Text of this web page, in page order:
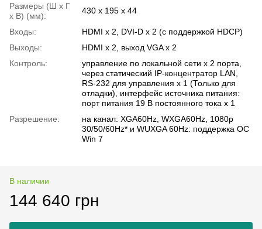
Размеры (Ш x Г
x В) (мм):
430 х 195 х 44
Входы:
HDMI x 2, DVI-D x 2 (с поддержкой HDCP)
Выходы:
HDMI x 2, выход VGA x 2
Контроль:
управление по локальной сети x 2 порта,
через статический IP-концентратор LAN,
RS-232 для управления x 1 (Только для
отладки), интерфейс источника питания:
порт питания 19 В постоянного тока x 1
Разрешение:
на канал: XGA60Hz, WXGA60Hz, 1080p
30/50/60Hz* и WUXGA 60Hz: поддержка ОС
Win 7
В наличии
144 640 грн